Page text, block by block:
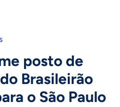
posto de
Brasileirão
o São Paulo